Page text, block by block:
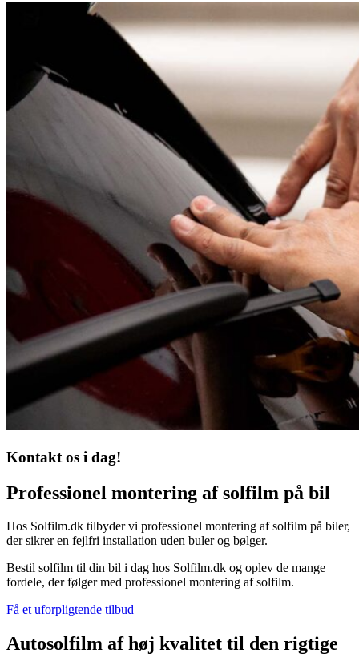
Kontakt os i dag!
Professionel montering af solfilm på bil
Hos Solfilm.dk tilbyder vi professionel montering af solfilm på biler,
der sikrer en fejlfri installation uden buler og bølger.
Bestil solfilm til din bil i dag hos Solfilm.dk og oplev de mange
fordele, der følger med professionel montering af solfilm.
Få et uforpligtende tilbud
Autosolfilm af høj kvalitet til den rigtige